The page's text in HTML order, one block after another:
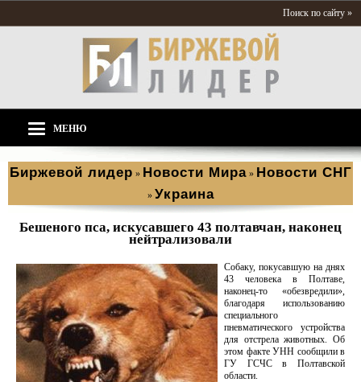
Поиск по сайту »
МЕНЮ
Биржевой лидер » Новости Мира » Новости СНГ
» Украина
Бешеного пса, искусавшего 43 полтавчан, наконец
нейтрализовали
Собаку, покусавшую на днях
43 человека в Полтаве,
наконец-то «обезвредили»,
благодаря использованию
специального
пневматического устройства
для отстрела животных. Об
этом факте УНН сообщили в
ГУ ГСЧС в Полтавской
области.